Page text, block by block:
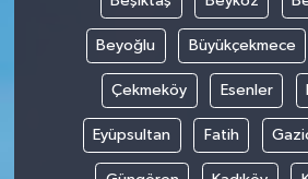
Beyoğlu Büyükçekmece
Çekmeköy Esenler
Eyüpsultan Fatih